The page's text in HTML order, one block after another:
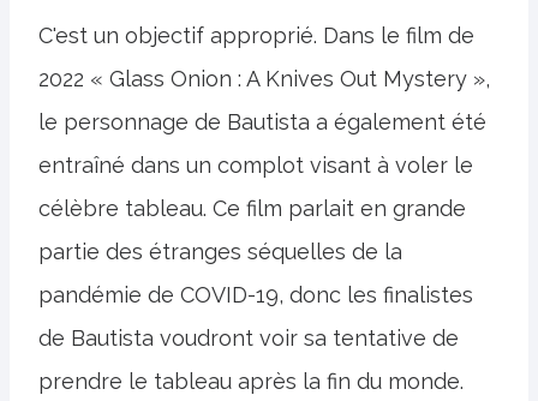
C'est un objectif approprié. Dans le film de
2022 « Glass Onion : A Knives Out Mystery »,
le personnage de Bautista a également été
entraîné dans un complot visant à voler le
célèbre tableau. Ce film parlait en grande
partie des étranges séquelles de la
pandémie de COVID-19, donc les finalistes
de Bautista voudront voir sa tentative de
prendre le tableau après la fin du monde.